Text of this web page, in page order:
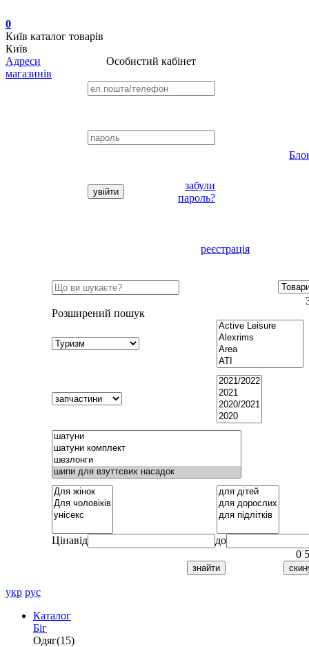
0
Київ каталог товарів
Київ
Адреси
магазинів
Особистий кабінет
забули
пароль?
реєстрація
Розширений пошук
Цінавід
до
0
укр рус
Каталог
Біг
Одяг(15)